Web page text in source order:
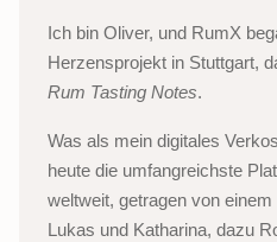
Ich bin Oliver, und RumX
Herzensprojekt in Stuttgart,
Rum Tasting Notes.
Was als mein digitales
heute die umfangreichste
weltweit, getragen von
Lukas und Katharina, dazu